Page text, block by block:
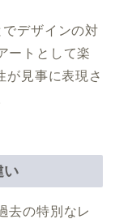
デザインの対
ートとして楽
が見事に表現さ
い
去の特別なレ